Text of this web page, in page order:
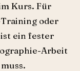
Kurs. Für
oder
ein fester
Arbeit